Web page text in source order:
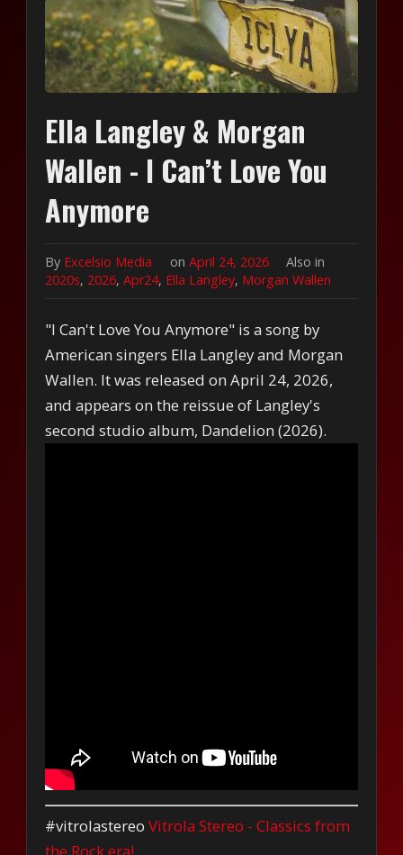
Ella Langley & Morgan
Wallen - I Can’t Love You
Anymore
By Excelsio Media on April 24, 2026
Also in
2020s, 2026,Apr24, Ella Langley, Morgan Wallen
"I Can't Love You Anymore" is a song by
American singers Ella Langley and Morgan
Wallen. It was released on April 24, 2026,
and appears on the reissue of Langley's
second studio album, Dandelion (2026).
#vitrolastereoVitrola Stereo - Classics from